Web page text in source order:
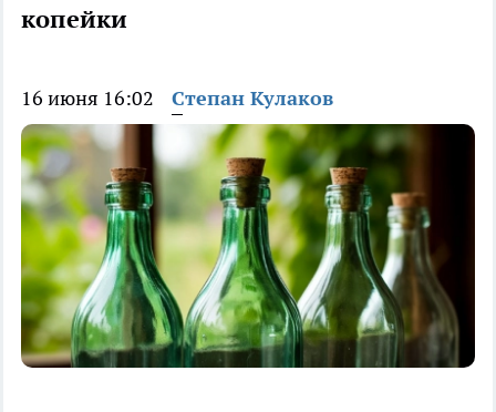
копейки
16 июня 16:02 Степан Кулаков